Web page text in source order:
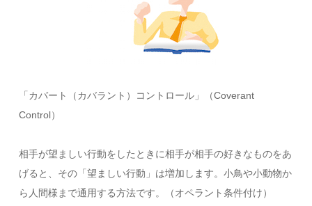
「カバート（カバラント）コントロール」（Coverant
Control）
相手が望ましい行動をしたときに相手が相手の好きなものをあ
げると、その「望ましい行動」は増加します。小鳥や小動物か
ら人間様まで通用する方法です。（オペラント条件付け）